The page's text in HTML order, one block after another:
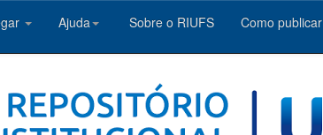
Ajuda Sobre o RIUFS Como publicar